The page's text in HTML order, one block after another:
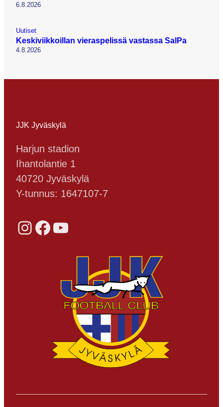
6.8.2026
Uutiset
Keskiviikkoillan vieraspelissä vastassa SalPa
4.8.2026
JJK Jyväskylä
Harjun stadion
Ihantolantie 1
40720 Jyväskylä
Y-tunnus: 1647107-7
Instagram Facebook YouTube